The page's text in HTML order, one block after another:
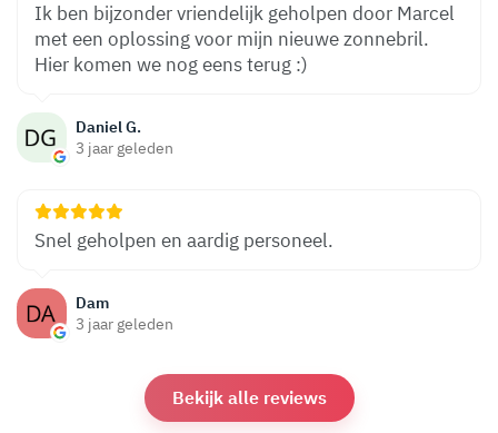
Daniel G.
3 jaar geleden
Ik ben bijzonder vriendelijk geholpen door Marcel
met een oplossing voor mijn nieuwe zonnebril.
Hier komen we nog eens terug :)
Dam
3 jaar geleden
Snel geholpen en aardig personeel.
Bekijk alle reviews